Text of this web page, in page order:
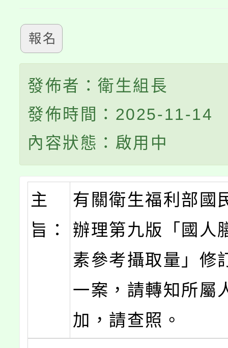
報名
發佈者：衛生組長
發佈時間：2025-11-14
內容狀態：啟用中
主
旨：
有關衛生福利部國
辦理第九版「國人
素參考攝取量」修
一案，請轉知所屬
加，請查照。